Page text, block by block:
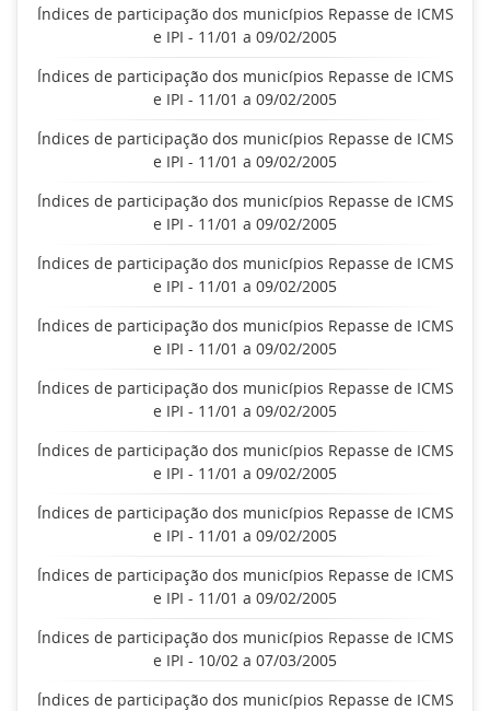
Índices de participação dos municípios Repasse de ICMS
e IPI - 11/01 a 09/02/2005
Índices de participação dos municípios Repasse de ICMS
e IPI - 11/01 a 09/02/2005
Índices de participação dos municípios Repasse de ICMS
e IPI - 11/01 a 09/02/2005
Índices de participação dos municípios Repasse de ICMS
e IPI - 11/01 a 09/02/2005
Índices de participação dos municípios Repasse de ICMS
e IPI - 11/01 a 09/02/2005
Índices de participação dos municípios Repasse de ICMS
e IPI - 11/01 a 09/02/2005
Índices de participação dos municípios Repasse de ICMS
e IPI - 11/01 a 09/02/2005
Índices de participação dos municípios Repasse de ICMS
e IPI - 11/01 a 09/02/2005
Índices de participação dos municípios Repasse de ICMS
e IPI - 11/01 a 09/02/2005
Índices de participação dos municípios Repasse de ICMS
e IPI - 11/01 a 09/02/2005
Índices de participação dos municípios Repasse de ICMS
e IPI - 10/02 a 07/03/2005
Índices de participação dos municípios Repasse de ICMS